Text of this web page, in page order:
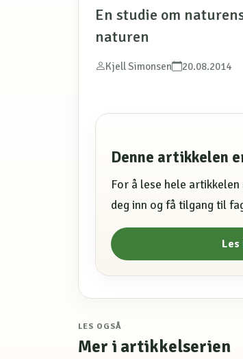
En studie om
naturen
Kjell Simonsen 20.08.2014
Denne artikkelen
For å lese hele artikkelen
deg inn og få tilgang til
Les
LES OGSÅ
Mer i artikkelserien